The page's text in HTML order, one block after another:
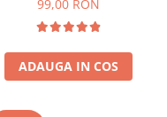
99,00 RON
ADAUGA IN COS